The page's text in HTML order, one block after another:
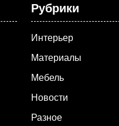
Рубрики
Интерьер
Материалы
Мебель
Новости
Разное